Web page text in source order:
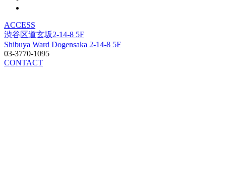
ACCESS
渋谷区道玄坂2-14-8 5F
Shibuya Ward Dogensaka 2-14-8 5F
03-3770-1095
CONTACT